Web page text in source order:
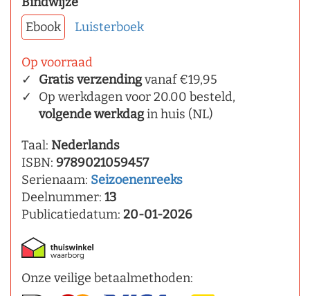
Ebook
Luisterboek
Op voorraad
Gratis verzendingvanaf €19,95
Op werkdagen voor 20.00 besteld,
volgende werkdagin huis (NL)
Taal: Nederlands
ISBN: 9789021059457
Serienaam: Seizoenenreeks
Deelnummer: 13
Publicatiedatum: 20-01-2026
Onze veilige betaalmethoden: